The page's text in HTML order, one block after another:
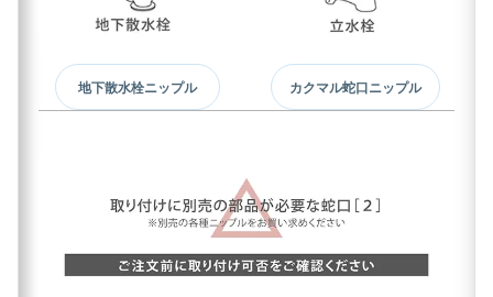
地下散水栓ニップル カクマル蛇口ニップル